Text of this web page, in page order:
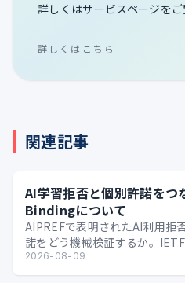
詳しくはサービスページを
詳しくはこちら
関連記事
AI学習拒否と個別許諾をつ
Bindingについて
AIPREFで表明されたAI利用拒
諾をどう機械検証するか。
Grant Bindi…
2026-08-09